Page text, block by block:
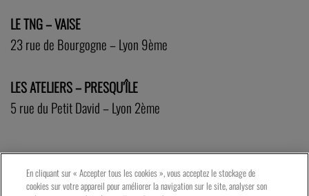
LE TNG – VAISE
23 rue de Bourgogne – Lyon 9ème
LES ATELIERS – PRESQU’ÎLE
5 rue du Petit David – Lyon 2ème
En cliquant sur « Accepter tous les cookies », vous acceptez le stockage de
cookies sur votre appareil pour améliorer la navigation sur le site, analyser son